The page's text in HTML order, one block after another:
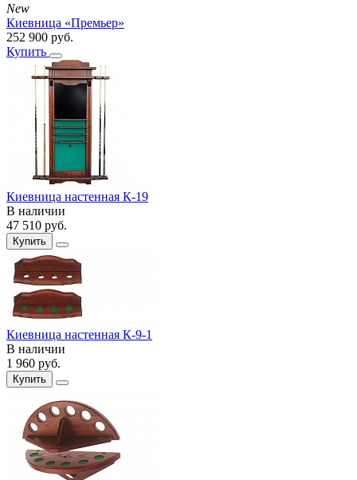
New
Киевница «Премьер»
252 900 руб.
Купить
Киевница настенная К-19
В наличии
47 510 руб.
Купить
Киевница настенная К-9-1
В наличии
1 960 руб.
Купить